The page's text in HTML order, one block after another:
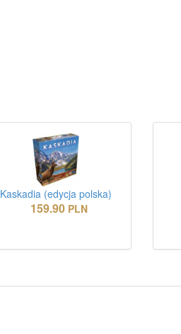
Kaskadia (edycja polska)
159.90 PLN